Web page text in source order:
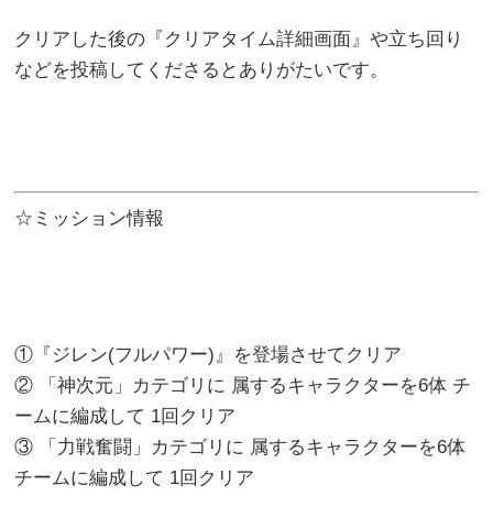
クリアした後の『クリアタイム詳細画面』や立ち回り
などを投稿してくださるとありがたいです。
☆ミッション情報
①『ジレン(フルパワー)』を登場させてクリア
② 「神次元」カテゴリに 属するキャラクターを6体 チ
ームに編成して 1回クリア
③ 「力戦奮闘」カテゴリに 属するキャラクターを6体
チームに編成して 1回クリア